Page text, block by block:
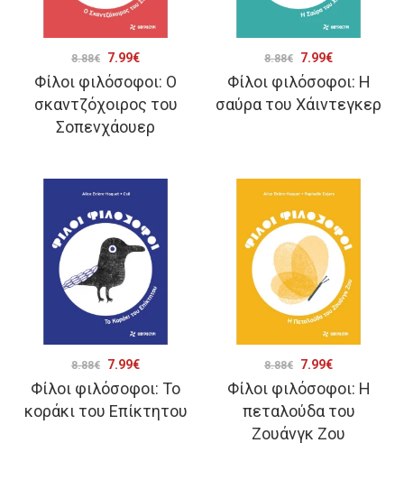
Φίλοι φιλόσοφοι: Ο
σκαντζόχοιρος του
Σοπενχάουερ
8.88€
Original
price
was:
8.88€.
7.99€Η
τρέχουσα
τιμή
είναι:
Φίλοι φιλόσοφοι: Η
σαύρα του Χάιντεγκερ
8.88€
Original
price
was:
7.99€Η
τρέχουσα
τιμή
Φίλοι φιλόσοφοι: Το
κοράκι του Επίκτητου
8.88€
Original
price
was:
7.99€Η
τρέχουσα
τιμή
Φίλοι φιλόσοφοι: Η
πεταλούδα του
Ζουάνγκ Ζου
8.88€
Original
price
was:
8.88€.
7.99€Η
τρέχουσα
τιμή
είναι: